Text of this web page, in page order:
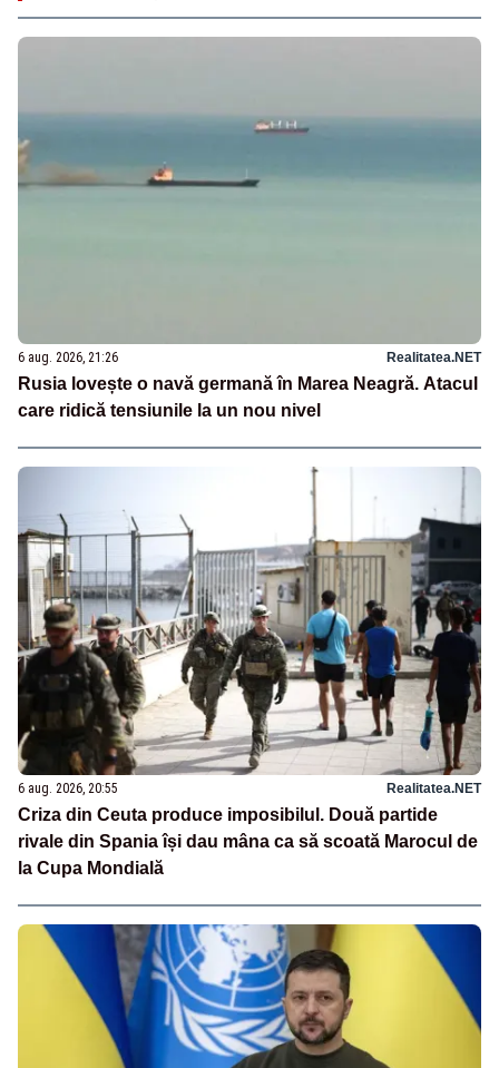
6 aug. 2026, 21:26 Realitatea.NET
Rusia lovește o navă germană în Marea Neagră. Atacul
care ridică tensiunile la un nou nivel
6 aug. 2026, 20:55 Realitatea.NET
Criza din Ceuta produce imposibilul. Două partide
rivale din Spania își dau mâna ca să scoată Marocul de
la Cupa Mondială